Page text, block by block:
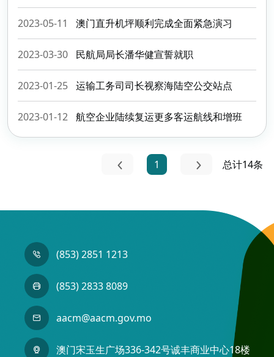
2023-05-11 澳门直升机坪顺利完成全面紧急演习
2023-03-30 民航局局长潘华健宣誓就职
2023-01-25 运输工务司司长视察海陆空公交站点
2023-01-12 航空企业陆续复运更多客运航线和增班
1 总计14条
(853) 2851 1213
(853) 2833 8089
aacm@aacm.gov.mo
澳门宋玉生广场336-342号诚丰商业中心18楼